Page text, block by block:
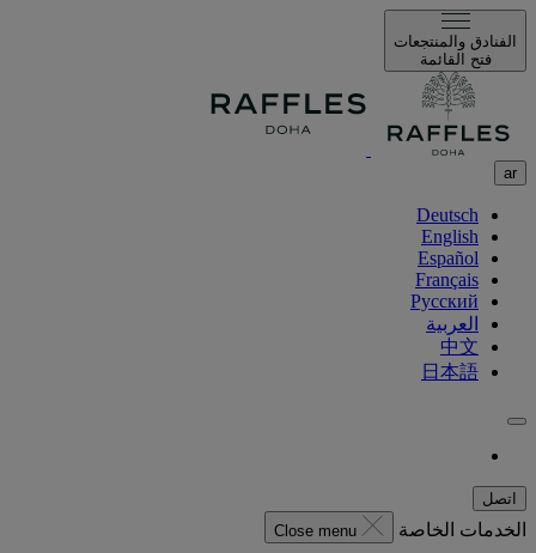
الفنادق والمنتجعات
فتح القائمة
ar
Deutsch
English
Español
Français
Русский
العربية
中文
日本語
اتصل
الخدمات الخاصة Close menu